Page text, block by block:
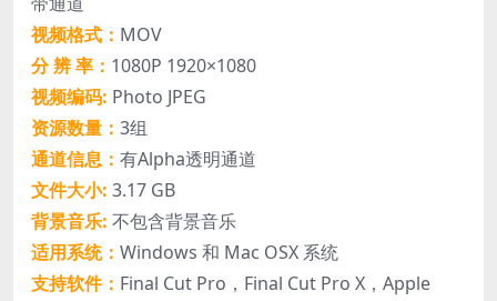
视频格式： MOV
分 辨 率： 1080P 1920×1080
视频编码: Photo JPEG
资源数量： 3组
通道信息： 有Alpha透明通道
文件大小: 3.17 GB
背景音乐: 不包含背景音乐
适用系统： Windows 和 Mac OSX 系统
支持软件： Final Cut Pro，Final Cut Pro X，Apple